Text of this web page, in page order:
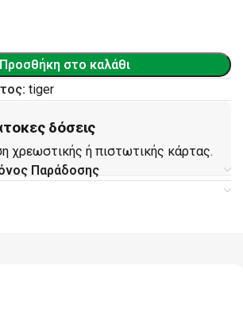
Προσθήκη στο καλάθι
tiger
δόσεις
χρεωστικής ή πιστωτικής κάρτας.
Παράδοσης